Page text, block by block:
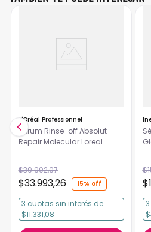
L'Oréal Professionnel
Serum Rinse-off Absolut
Repair Molecular Loreal
15%
$39.992,07
$33.993,26
3 cuotas sin interés de
$11.331,08
$
$
3